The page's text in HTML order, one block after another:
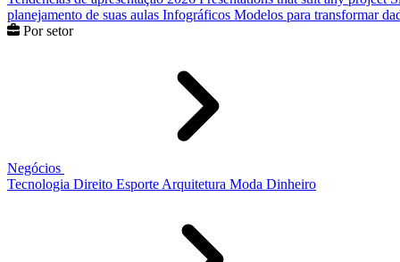
planejamento de suas aulas Infográficos Modelos para transformar
Por setor
Negócios
Tecnologia Direito Esporte Arquitetura Moda Dinheiro